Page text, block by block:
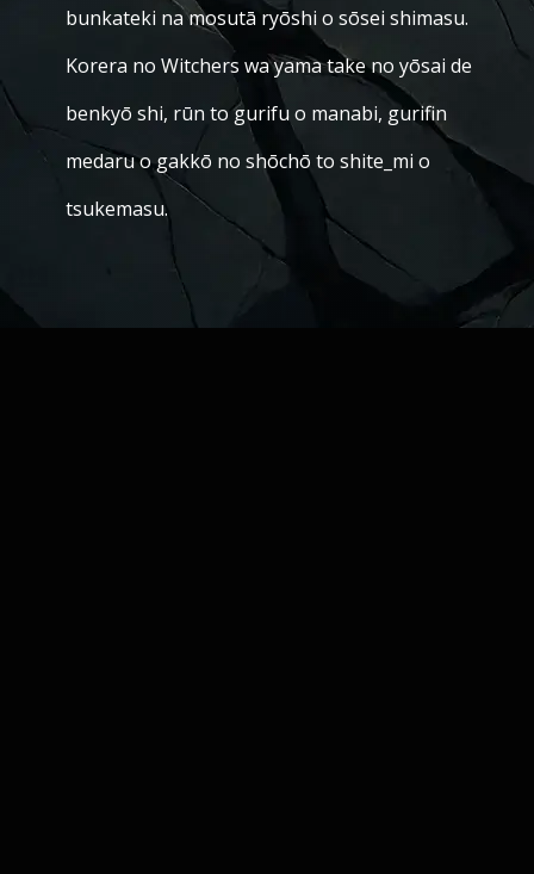
bunkateki na mosutā ryōshi o sōsei shimasu.
Korera no Witchers wa yama take no yōsai de
benkyō shi, rūn to gurifu o manabi, gurifin
medaru o gakkō no shōchō to shite_mi o
tsukemasu.